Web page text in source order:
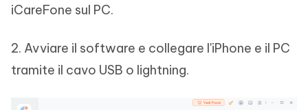
iCareFone sul PC.
2. Avviare il software e collegare l'iPhone e il PC
tramite il cavo USB o lightning.